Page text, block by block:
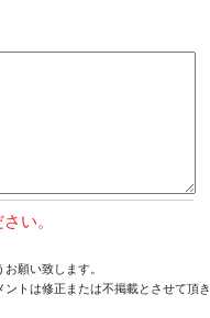
い。
願い致します。
トは修正または不掲載とさせて頂き